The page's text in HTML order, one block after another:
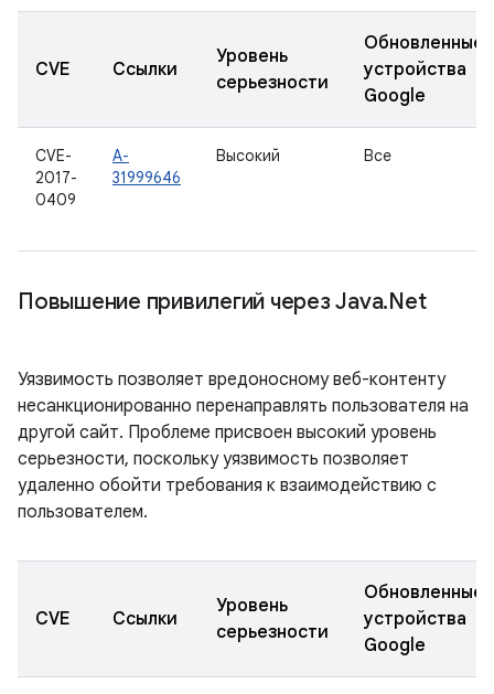
CVE Ссылки
Уровень
серьезности
Обновленные
устройства
Google
CVE-
2017-
0409
A-
31999646
Высокий Все
Повышение привилегий через Java.Net
Уязвимость позволяет вредоносному веб-контенту
несанкционированно перенаправлять пользователя на
другой сайт. Проблеме присвоен высокий уровень
серьезности, поскольку уязвимость позволяет
удаленно обойти требования к взаимодействию с
пользователем.
CVE Ссылки
Уровень
серьезности
Обновленные
устройства
Google